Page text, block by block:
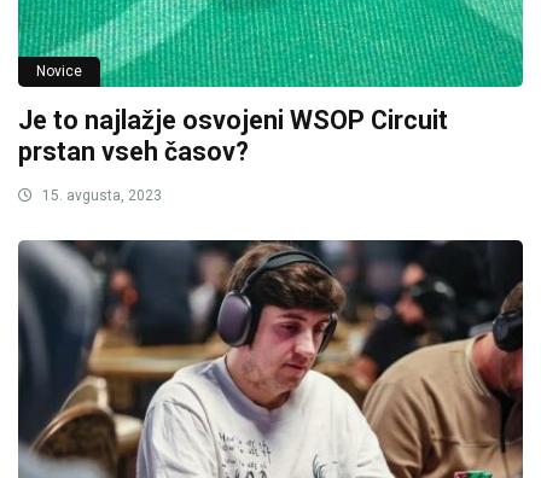
Novice
Je to najlažje osvojeni WSOP Circuit
prstan vseh časov?
15. avgusta, 2023